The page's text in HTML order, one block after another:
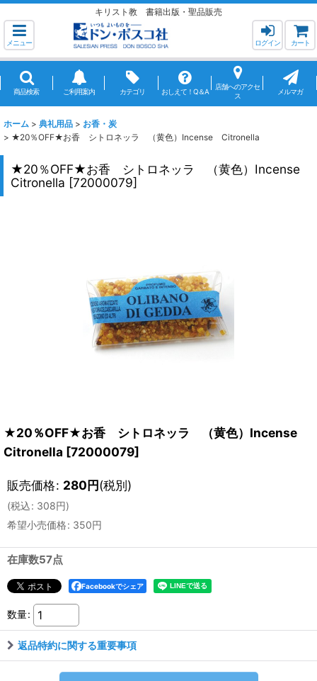
キリスト教 書籍出版・聖品販売
メニュー ログイン カート
商品検索 ご利用案内 カテゴリ おしえて！Q＆A
店舗へのアクセ
ス
メルマガ
ホーム > 典礼用品 > お香・炭
> ★20％OFF★お香 シトロネッラ （黄色）Incense Citronella
★20％OFF★お香 シトロネッラ （黄色）Incense
Citronella [72000079]
★20％OFF★お香 シトロネッラ （黄色）Incense
Citronella [72000079]
販売価格: 280円(税別)
(税込: 308円)
希望小売価格: 350円
在庫数57点
Facebookでシェア
数量:
返品特約に関する重要事項